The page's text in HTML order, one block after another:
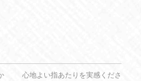
心地よい指あたりを実感くださ